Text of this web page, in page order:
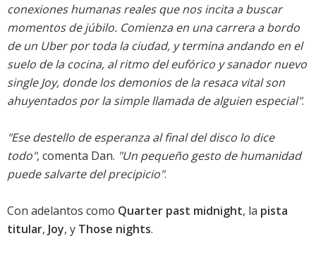
conexiones humanas reales que nos incita a buscar
momentos de júbilo. Comienza en una carrera a bordo
de un Uber por toda la ciudad, y termina andando en el
suelo de la cocina, al ritmo del eufórico y sanador nuevo
single Joy, donde los demonios de la resaca vital son
ahuyentados por la simple llamada de alguien especial".
"Ese destello de esperanza al final del disco lo dice
todo", comenta Dan. "Un pequeño gesto de humanidad
puede salvarte del precipicio".
Con adelantos como Quarter past midnight, la pista
titular, Joy, y Those nights.